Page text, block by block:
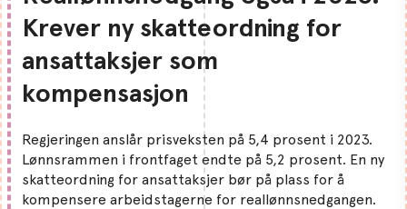
Krever ny skatteordning for
ansattaksjer som
kompensasjon
Regjeringen anslår prisveksten på 5,4 prosent i 2023.
Lønnsrammen i frontfaget endte på 5,2 prosent. En ny
skatteordning for ansattaksjer bør på plass for å
kompensere arbeidstagerne for reallønnsnedgangen.